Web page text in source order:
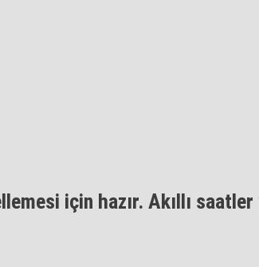
için hazır. Akıllı